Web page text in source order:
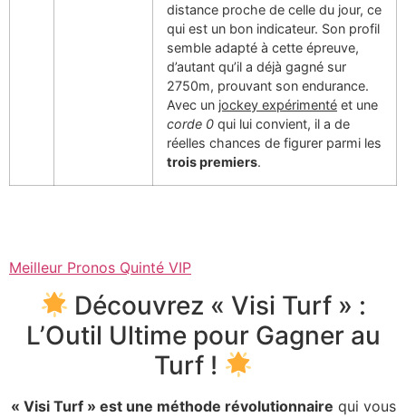
distance proche de celle du jour, ce
qui est un bon indicateur. Son profil
semble adapté à cette épreuve,
d’autant qu’il a déjà gagné sur
2750m, prouvant son endurance.
Avec un jockey expérimenté et une
corde 0 qui lui convient, il a de
réelles chances de figurer parmi les
trois premiers.
Meilleur Pronos Quinté VIP
Découvrez « Visi Turf » :
L’Outil Ultime pour Gagner au
Turf !
« Visi Turf » est une méthode révolutionnaire qui vous